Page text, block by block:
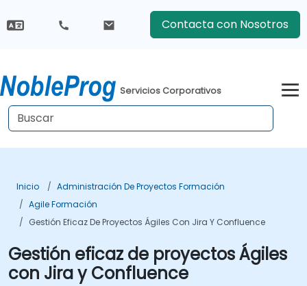
Contacta con Nosotros
Servicios Corporativos
Inicio
Administración De Proyectos Formación
Agile Formación
Gestión Eficaz De Proyectos Ágiles Con Jira Y Confluence
Gestión eficaz de proyectos Ágiles
con Jira y Confluence